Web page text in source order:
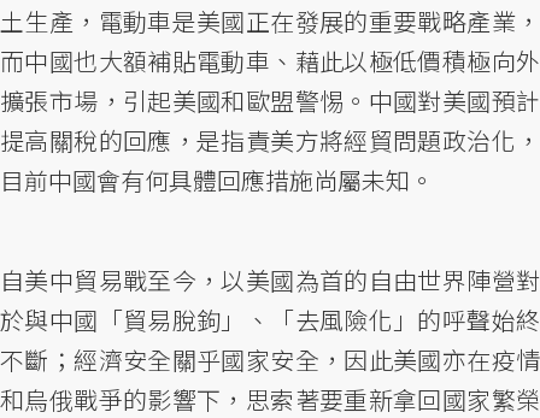
土生產，電動車是美國正在發展的重要戰略產業，
而中國也大額補貼電動車、藉此以極低價積極向外
擴張市場，引起美國和歐盟警惕。中國對美國預計
提高關稅的回應，是指責美方將經貿問題政治化，
目前中國會有何具體回應措施尚屬未知。
自美中貿易戰至今，以美國為首的自由世界陣營對
於與中國「貿易脫鉤」、「去風險化」的呼聲始終
不斷；經濟安全關乎國家安全，因此美國亦在疫情
和烏俄戰爭的影響下，思索著要重新拿回國家繁榮